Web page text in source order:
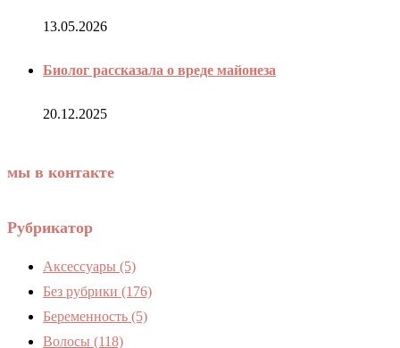
13.05.2026
Биолог рассказала о вреде майонеза
20.12.2025
мы в контакте
Рубрикатор
Аксессуары (5)
Без рубрики (176)
Беременность (5)
Волосы (118)